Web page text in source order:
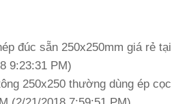
đúc sẵn 250x250mm giá rẻ tại
9:23:31 PM)
250x250 thường dùng ép cọc